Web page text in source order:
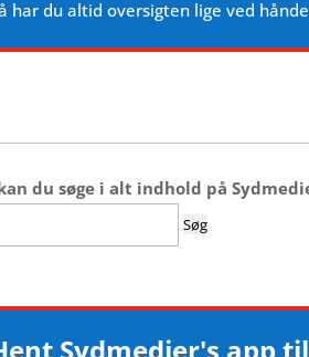
har du altid oversigten lige ved
du søge i alt indhold på
Sydmedier's app